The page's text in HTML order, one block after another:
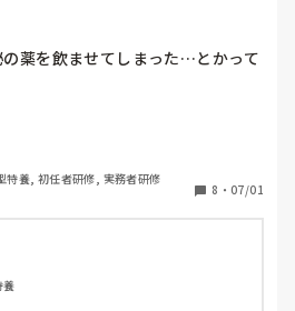
薬を飲ませてしまった…とかって
特養, 初任者研修, 実務者研修
8 ・ 07/01
養